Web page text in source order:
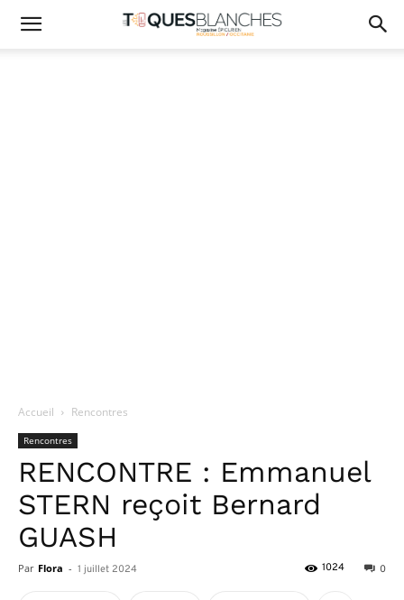
Accueil Rencontres
Rencontres
RENCONTRE : Emmanuel
STERN reçoit Bernard
GUASH
Par Flora - 1 juillet 2024 0
1024